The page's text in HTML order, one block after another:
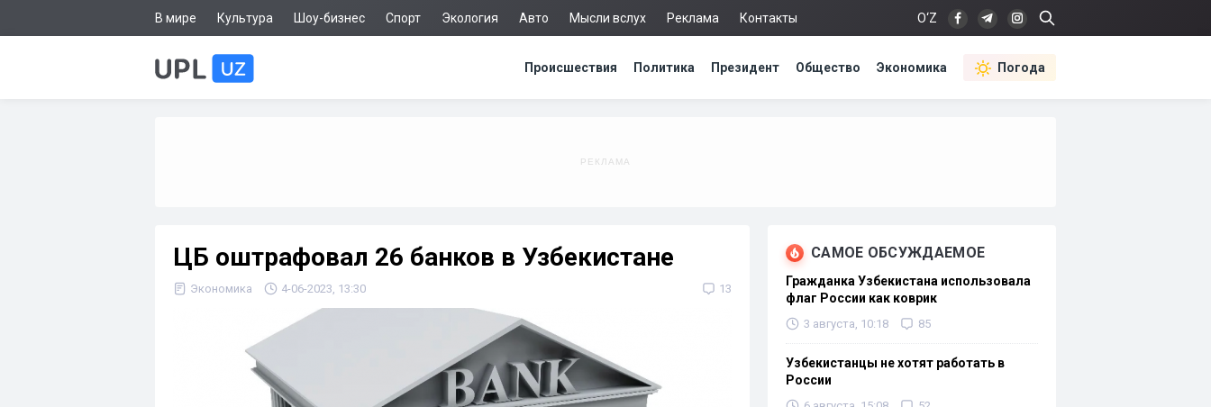
В мире Культура Шоу-бизнес Спорт Экология Авто Мысли вслух Реклама Контакты O‘Z
Происшествия Политика Президент Общество Экономика Погода
ЦБ оштрафовал 26 банков в Узбекистане
Экономика 4-06-2023, 13:30 13
САМОЕ ОБСУЖДАЕМОЕ
Гражданка Узбекистана использовала
флаг России как коврик
3 августа, 10:18 85
Узбекистанцы не хотят работать в
России